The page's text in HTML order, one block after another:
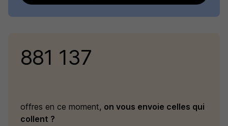
881 137
offres en ce moment, on vous envoie celles qui
collent ?